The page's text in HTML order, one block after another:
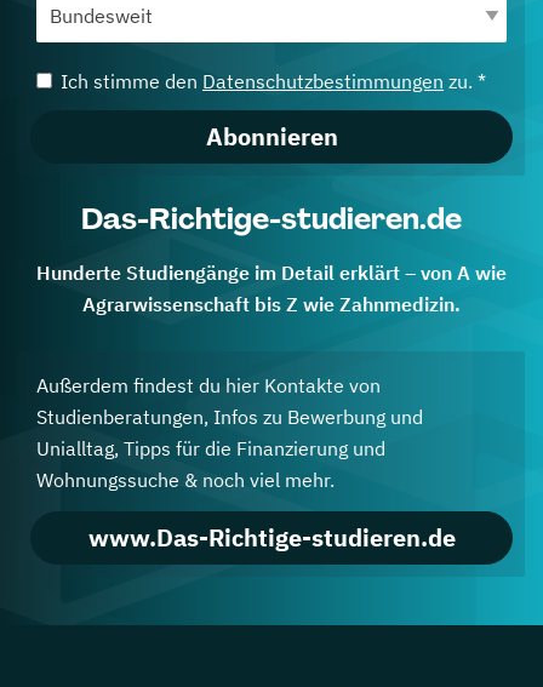
Ich stimme den Datenschutzbestimmungen zu. *
Abonnieren
Das-Richtige-studieren.de
Hunderte Studiengänge im Detail erklärt – von A wie
Agrarwissenschaft bis Z wie Zahnmedizin.
Außerdem findest du hier Kontakte von
Studienberatungen, Infos zu Bewerbung und
Unialltag, Tipps für die Finanzierung und
Wohnungssuche & noch viel mehr.
www.Das-Richtige-studieren.de